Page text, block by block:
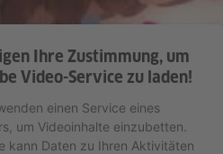
Ihre Zustimmung, um
Video-Service zu laden!
einen Service eines
um Videoinhalte einzubetten.
kann Daten zu Ihren Aktivitäten